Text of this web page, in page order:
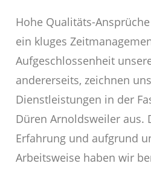
Hohe Qualitäts-
ein kluges
Aufgeschlossenheit
andererseits, zeichnen
Dienstleistungen in der
Düren Arnoldsweiler aus.
Erfahrung und aufgrund
Arbeitsweise haben wir